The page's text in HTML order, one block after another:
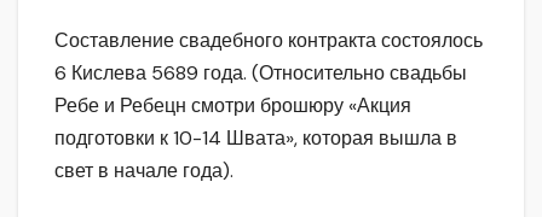
Составление свадебного контракта состоялось
6 Кислева 5689 года. (Относительно свадьбы
Ребе и Ребецн смотри брошюру «Акция
подготовки к 10-14 Швата», которая вышла в
свет в начале года).